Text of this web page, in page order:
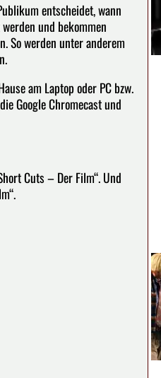
entscheidet, wann
und bekommen
So werden unter anderem
am Laptop oder PC bzw.
Google Chromecast und
Cuts – Der Film“. Und